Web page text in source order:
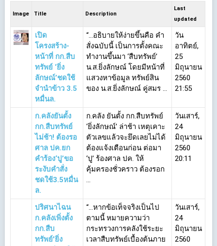
Image Title Description
Last
updated
เปิด
โครงสร้าง-
หน้าที่ กก.สืบ
ทรัพย์ ‘ยิ่ง
ลักษณ์’ชดใช้
จำนำข้าว 3.5
หมื่นล.
“…อธิบายให้ง่ายขึ้นคือ คำ
สั่งฉบับนี้ เป็นการตั้งคณะ
ทำงานขึ้นมา ‘สืบทรัพย์’
น.ส.ยิ่งลักษณ์ โดยมีหน้าที่
แสวงหาข้อมูล ทรัพย์สิน
ของ น.ส.ยิ่งลักษณ์ คู่สมร ...
วัน
อาทิตย์,
25
มิถุนายน
2560
21:55
ก.คลังยันตั้ง
กก.สืบทรัพย์
ไม่ช้า! ต้องรอ
ศาล ปค.ยก
คำร้อง‘ปู’ขอ
ระงับคำสั่ง
ชดใช้3.5หมื่น
ล.
ก.คลัง ยันตั้ง กก.สืบทรัพย์
‘ยิ่งลักษณ์’ ล่าช้า เหตุเคาะ
ตัวเลขแล้วจะยึดเลยไม่ได้
ต้องแจ้งเตือนก่อน ต่อมา
‘ปู’ ร้องศาล ปค. ให้
คุ้มครองชั่วคราว ต้องรอก
...
วันเสาร์,
24
มิถุนายน
2560
20:11
ปริศนาไฉน
ก.คลังเพิ่งตั้ง
กก.สืบ
ทรัพย์'ยิ่ง
“…หากข้อเท็จจริงเป็นไป
ตามนี้ หมายความว่า
กระทรวงการคลังใช้ระยะ
เวลาสืบทรัพย์เบื้องต้นภาย
วันเสาร์,
24
มิถุนายน
2560